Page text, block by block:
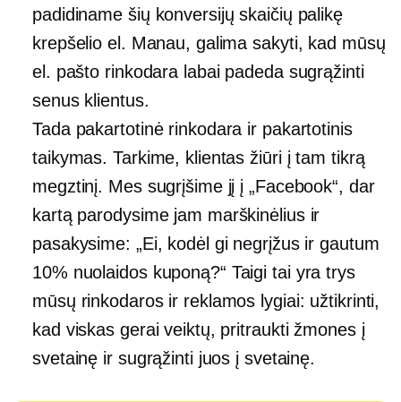
padidiname šių konversijų skaičių palikę
krepšelio el. Manau, galima sakyti, kad mūsų
el. pašto rinkodara labai padeda sugrąžinti
senus klientus.
Tada pakartotinė rinkodara ir pakartotinis
taikymas. Tarkime, klientas žiūri į tam tikrą
megztinį. Mes sugrįšime jį į „Facebook“, dar
kartą parodysime jam marškinėlius ir
pasakysime: „Ei, kodėl gi negrįžus ir gautum
10% nuolaidos kuponą?“ Taigi tai yra trys
mūsų rinkodaros ir reklamos lygiai: užtikrinti,
kad viskas gerai veiktų, pritraukti žmones į
svetainę ir sugrąžinti juos į svetainę.